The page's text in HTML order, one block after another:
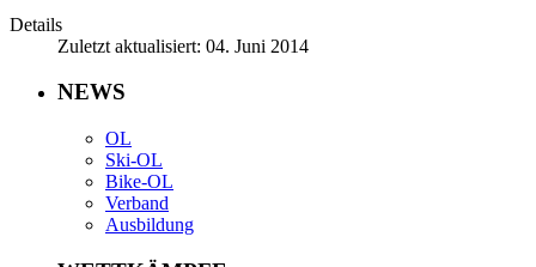
Details
Zuletzt aktualisiert: 04. Juni 2014
NEWS
OL
Ski-OL
Bike-OL
Verband
Ausbildung